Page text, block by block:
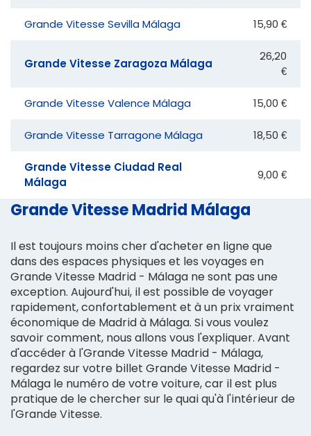
Grande Vitesse Sevilla Málaga 15,90 €
Grande Vitesse Zaragoza Málaga
26,20
€
Grande Vitesse Valence Málaga 15,00 €
Grande Vitesse Tarragone Málaga 18,50 €
Grande Vitesse Ciudad Real
Málaga
9,00 €
Grande Vitesse Madrid Málaga
Il est toujours moins cher d'acheter en ligne que
dans des espaces physiques et les voyages en
Grande Vitesse Madrid - Málaga ne sont pas une
exception. Aujourd'hui, il est possible de voyager
rapidement, confortablement et à un prix vraiment
économique de Madrid à Málaga. Si vous voulez
savoir comment, nous allons vous l'expliquer. Avant
d'accéder à l'Grande Vitesse Madrid - Málaga,
regardez sur votre billet Grande Vitesse Madrid -
Málaga le numéro de votre voiture, car il est plus
pratique de le chercher sur le quai qu'à l'intérieur de
l'Grande Vitesse.